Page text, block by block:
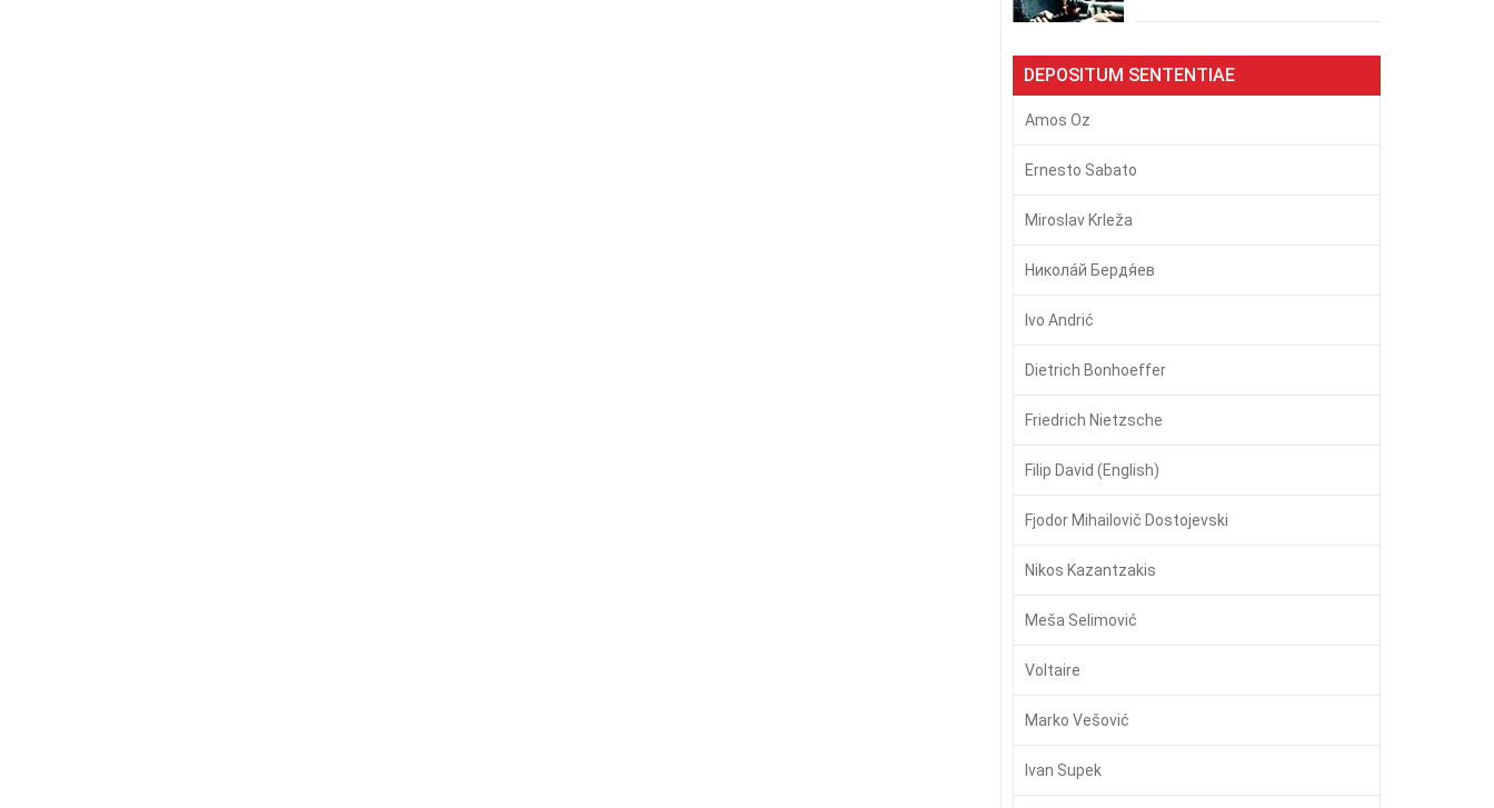
DEPOSITUM SENTENTIAE
Amos Oz
Ernesto Sabato
Miroslav Krleža
Никола́й Бердя́ев
Ivo Andrić
Dietrich Bonhoeffer
Friedrich Nietzsche
Filip David (English)
Fjodor Mihailovič Dostojevski
Nikos Kazantzakis
Meša Selimović
Voltaire
Marko Vešović
Ivan Supek